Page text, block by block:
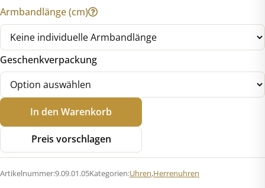
Armbandlänge (cm)
Geschenkverpackung
Junkers
9.09.01.05
Bauhaus
"40"
Menge
In den Warenkorb
Preis vorschlagen
Artikelnummer:9.09.01.05Kategorien:Uhren,Herrenuhren